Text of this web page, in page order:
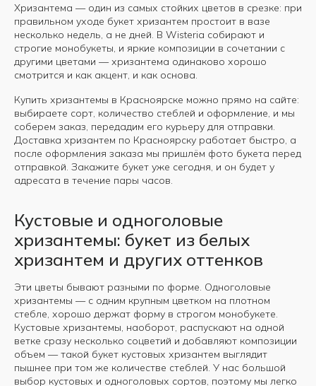
Хризантема — один из самых стойких цветов в срезке: при
правильном уходе букет хризантем простоит в вазе
несколько недель, а не дней. В Wisteria собирают и
строгие монобукеты, и яркие композиции в сочетании с
другими цветами — хризантема одинаково хорошо
смотрится и как акцент, и как основа.
Купить хризантемы в Красноярске можно прямо на сайте:
выбираете сорт, количество стеблей и оформление, и мы
соберем заказ, передадим его курьеру для отправки.
Доставка хризантем по Красноярску работает быстро, а
после оформления заказа мы пришлём фото букета перед
отправкой. Закажите букет уже сегодня, и он будет у
адресата в течение пары часов.
Кустовые и одноголовые
хризантемы: букет из белых
хризантем и других оттенков
Эти цветы бывают разными по форме. Одноголовые
хризантемы — с одним крупным цветком на плотном
стебле, хорошо держат форму в строгом монобукете.
Кустовые хризантемы, наоборот, распускают на одной
ветке сразу несколько соцветий и добавляют композиции
объем — такой букет кустовых хризантем выглядит
пышнее при том же количестве стеблей. У нас большой
выбор кустовых и одноголовых сортов, поэтому мы легко